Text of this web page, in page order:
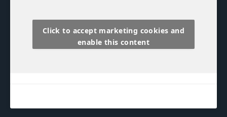
Click to accept marketing cookies and
enable this content